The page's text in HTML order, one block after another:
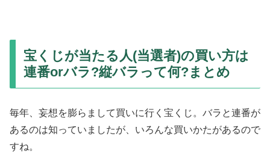
宝くじが当たる人(当選者)の買い方は
連番orバラ?縦バラって何?まとめ
毎年、妄想を膨らまして買いに行く宝くじ。バラと連番が
あるのは知っていましたが、いろんな買いかたがあるので
すね。